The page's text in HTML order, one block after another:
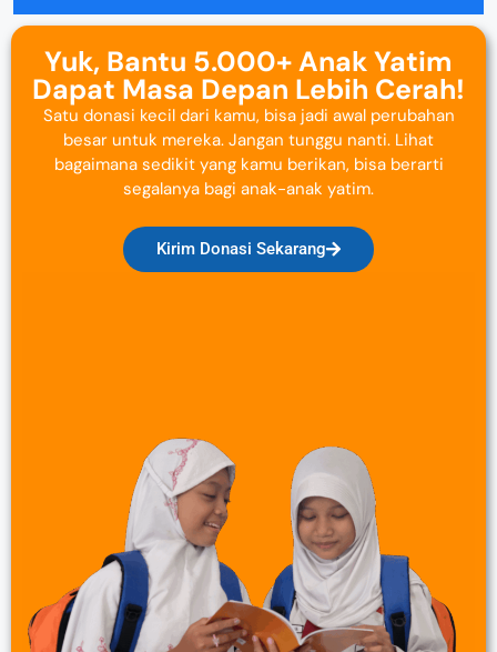
Yuk, Bantu 5.000+ Anak Yatim
Dapat Masa Depan Lebih Cerah!
Satu donasi kecil dari kamu, bisa jadi awal perubahan
besar untuk mereka. Jangan tunggu nanti. Lihat
bagaimana sedikit yang kamu berikan, bisa berarti
segalanya bagi anak-anak yatim.
Kirim Donasi Sekarang